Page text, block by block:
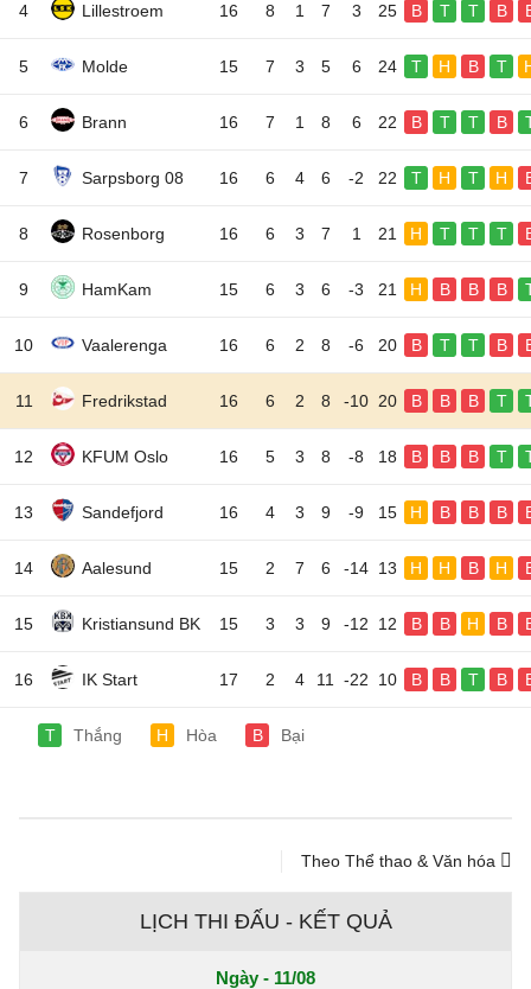
4 Lillestroem 16 8 1 7 3 25 B T T B
5 Molde 15 7 3 5 6 24 T H B T
6 Brann 16 7 1 8 6 22 B T T B
7 Sarpsborg 08 16 6 4 6 -2 22 T H T H
8 Rosenborg 16 6 3 7 1 21 H T T T
9 HamKam 15 6 3 6 -3 21 H B B B
10 Vaalerenga 16 6 2 8 -6 20 B T T B
11 Fredrikstad 16 6 2 8 -10 20 B B B T
12 KFUM Oslo 16 5 3 8 -8 18 B B B T
13 Sandefjord 16 4 3 9 -9 15 H B B B
14 Aalesund 15 2 7 6 -14 13 H H B H
15 Kristiansund BK 15 3 3 9 -12 12 B B H B
16 IK Start 17 2 4 11 -22 10 B B T B
T Thắng H Hòa B Bại
Theo Thể thao & Văn hóa
LỊCH THI ĐẤU - KẾT QUẢ
Ngày - 11/08